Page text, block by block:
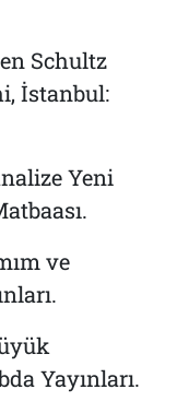
Schultz
İstanbul:
Yeni
ve
Yayınları.